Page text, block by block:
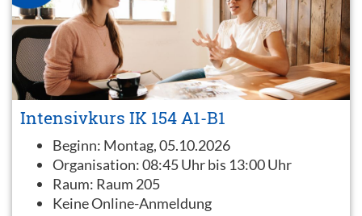
Intensivkurs IK 154 A1-B1
Beginn: Montag, 05.10.2026
Organisation:08:45 Uhr bis 13:00 Uhr
Raum: Raum 205
Keine Online-Anmeldung